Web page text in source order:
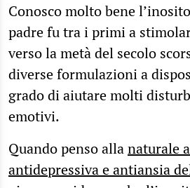
Conosco molto bene
padre fu tra i primi a
verso la metà del secolo
diverse formulazioni a
grado di aiutare molti
emotivi.
Quando penso allanaturale
antidepressiva e antiansia